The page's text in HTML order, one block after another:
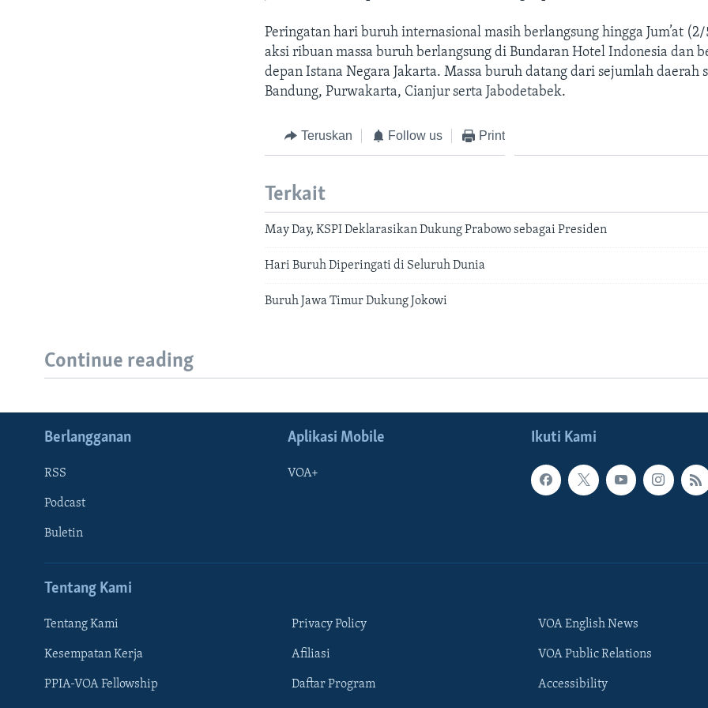
Peringatan hari buruh internasional masih berlangsung hingga Jum’at
aksi ribuan massa buruh berlangsung di Bundaran Hotel Indonesia dan
depan Istana Negara Jakarta. Massa buruh datang dari sejumlah daerah
Bandung, Purwakarta, Cianjur serta Jabodetabek.
Teruskan Follow us Print
Terkait
May Day, KSPI Deklarasikan Dukung Prabowo sebagai Presiden
Hari Buruh Diperingati di Seluruh Dunia
Buruh Jawa Timur Dukung Jokowi
Continue reading
Ikuti Kami
Berlangganan
RSS
Podcast
Buletin
Aplikasi Mobile
VOA+
Tentang Kami
Tentang Kami
Kesempatan Kerja
PPIA-VOA Fellowship
Privacy Policy
Afiliasi
Daftar Program
VOA English News
VOA Public Relations
Accessibility